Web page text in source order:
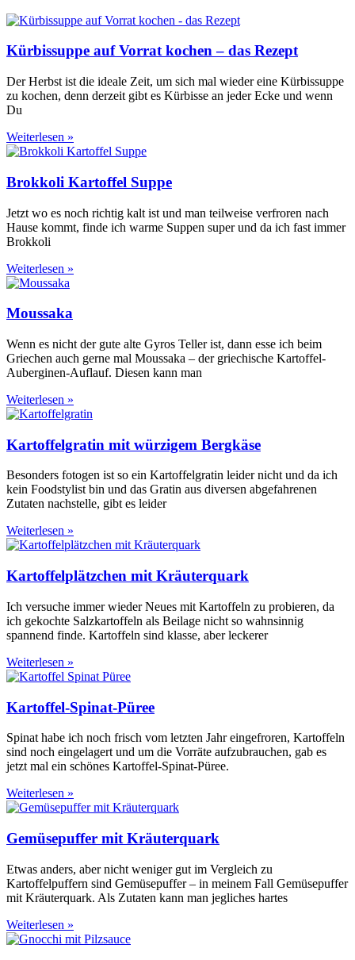
Kürbissuppe auf Vorrat kochen – das Rezept
Der Herbst ist die ideale Zeit, um sich mal wieder eine Kürbissuppe
zu kochen, denn derzeit gibt es Kürbisse an jeder Ecke und wenn
Du
Weiterlesen »
Brokkoli Kartoffel Suppe
Jetzt wo es noch richtig kalt ist und man teilweise verfroren nach
Hause kommt, finde ich warme Suppen super und da ich fast immer
Brokkoli
Weiterlesen »
Moussaka
Wenn es nicht der gute alte Gyros Teller ist, dann esse ich beim
Griechen auch gerne mal Moussaka – der griechische Kartoffel-
Auberginen-Auflauf. Diesen kann man
Weiterlesen »
Kartoffelgratin mit würzigem Bergkäse
Besonders fotogen ist so ein Kartoffelgratin leider nicht und da ich
kein Foodstylist bin und das Gratin aus diversen abgefahrenen
Zutaten nachstelle, gibt es leider
Weiterlesen »
Kartoffelplätzchen mit Kräuterquark
Ich versuche immer wieder Neues mit Kartoffeln zu probieren, da
ich gekochte Salzkartoffeln als Beilage nicht so wahnsinnig
spannend finde. Kartoffeln sind klasse, aber leckerer
Weiterlesen »
Kartoffel-Spinat-Püree
Spinat habe ich noch frisch vom letzten Jahr eingefroren, Kartoffeln
sind noch eingelagert und um die Vorräte aufzubrauchen, gab es
jetzt mal ein schönes Kartoffel-Spinat-Püree.
Weiterlesen »
Gemüsepuffer mit Kräuterquark
Etwas anders, aber nicht weniger gut im Vergleich zu
Kartoffelpuffern sind Gemüsepuffer – in meinem Fall Gemüsepuffer
mit Kräuterquark. Als Zutaten kann man jegliches hartes
Weiterlesen »